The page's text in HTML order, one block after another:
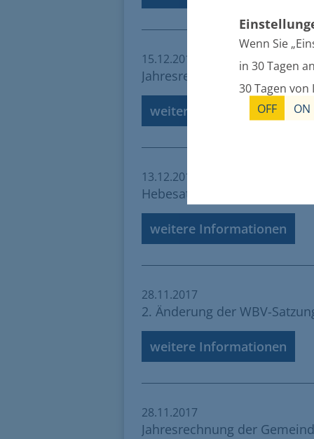
Wenn Sie
in 30 Tagen
30 Tagen
OFF
ON
15.12.2017
Jahresrechnung 2015
weitere Informationen
13.12.2017
Hebesatzsatzung 2018
weitere Informationen
28.11.2017
2. Änderung der WBV-
weitere Informationen
28.11.2017
Jahresrechnung der